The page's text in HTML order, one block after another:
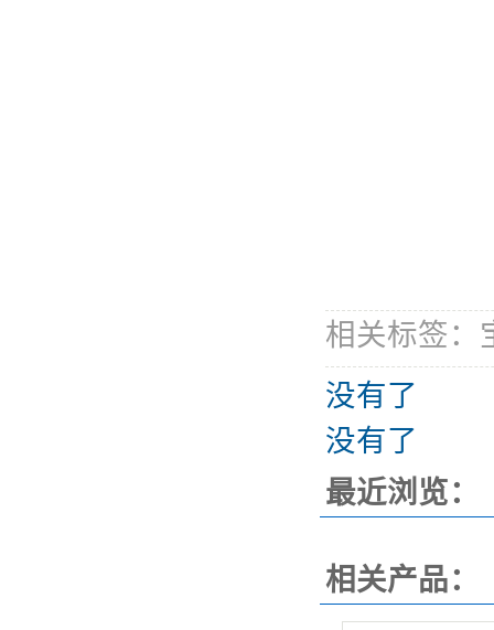
相关标签：
没有了
没有了
最近浏览：
相关产品：